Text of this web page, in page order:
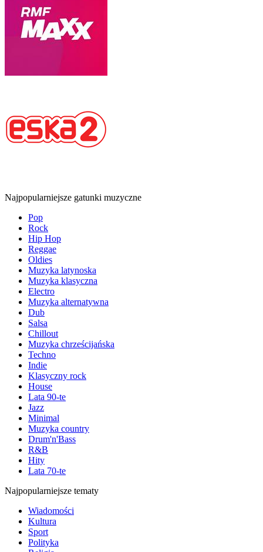
Najpopularniejsze gatunki muzyczne
Pop
Rock
Hip Hop
Reggae
Oldies
Muzyka latynoska
Muzyka klasyczna
Electro
Muzyka alternatywna
Dub
Salsa
Chillout
Muzyka chrześcijańska
Techno
Indie
Klasyczny rock
House
Lata 90-te
Jazz
Minimal
Muzyka country
Drum'n'Bass
R&B
Hity
Lata 70-te
Najpopularniejsze tematy
Wiadomości
Kultura
Sport
Polityka